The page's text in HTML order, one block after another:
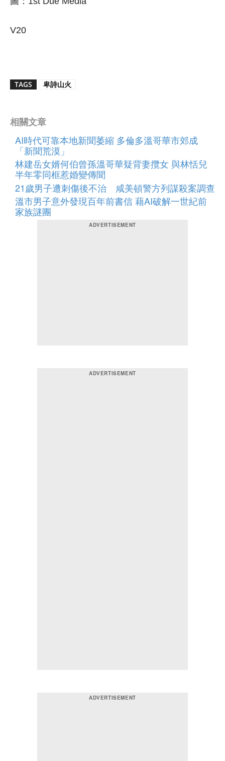
V20
TAGS 卑詩山火
相關文章
AI時代可靠本地新聞萎縮 多倫多溫哥華市郊成
「新聞荒漠」
林建岳女婿何伯曾孫溫哥華疑背妻攬女 與林恬兒
半年零同框惹婚變傳聞
21歲男子遭刺傷後不治 咸美頓警方列謀殺案調查
溫市男子意外發現百年前書信 藉AI破解一世紀前
家族謎團